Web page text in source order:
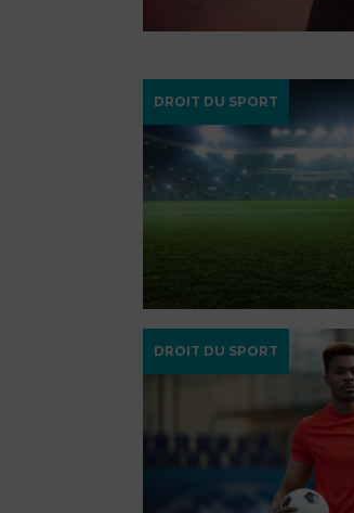
DROIT DU SPORT
DROIT DU SPORT